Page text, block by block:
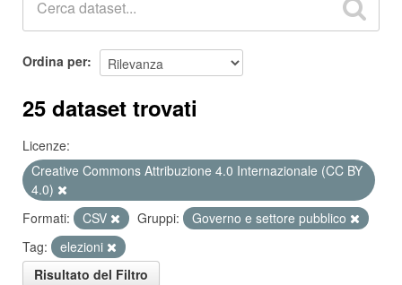
Ordina per
25 dataset trovati
Licenze:
Creative Commons Attribuzione 4.0 Internazionale (CC BY
4.0)
Formati:
CSV Gruppi:
Governo e settore pubblico
Tag:
elezioni
Risultato del Filtro